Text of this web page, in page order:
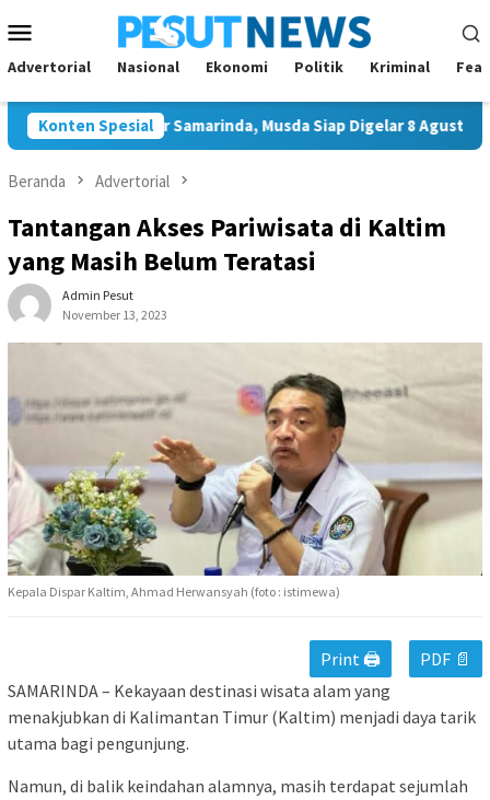
ke
kontenMobile
Advertorial Nasional Ekonomi Politik Kriminal
Konten Spesial
Ketua Golkar Samarinda, Musda Siap Digelar 8 Agustus 2026
Beranda Advertorial
Tantangan Akses Pariwisata di Kaltim
yang Masih Belum Teratasi
Admin Pesut
November 13, 2023
Kepala Dispar Kaltim, Ahmad Herwansyah (foto : istimewa)
Print 🖨
PDF 📄
SAMARINDA – Kekayaan destinasi wisata alam yang
menakjubkan di Kalimantan Timur (Kaltim) menjadi daya tarik
utama bagi pengunjung.
Namun, di balik keindahan alamnya, masih terdapat sejumlah